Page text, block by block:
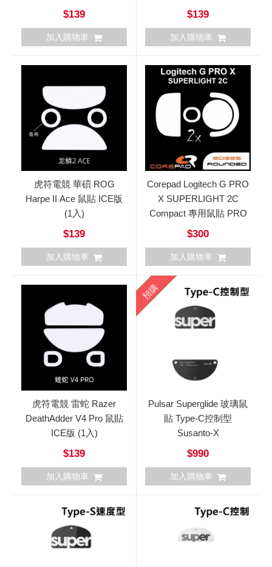
$139
加入購物車
$139
加入購物車
虎符電競 華碩 ROG
Harpe II Ace 鼠貼 ICE版
(1入)
$139
加入購物車
Corepad Logitech G PRO
X SUPERLIGHT 2C
Compact 專用鼠貼 PRO
$300
加入購物車
虎符電競 雷蛇 Razer
DeathAdder V4 Pro 鼠貼
ICE版 (1入)
$139
加入購物車
預購
Pulsar Superglide 玻璃鼠
貼 Type-C控制型
Susanto-X
$990
加入購物車